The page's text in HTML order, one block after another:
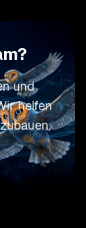
und
helfen